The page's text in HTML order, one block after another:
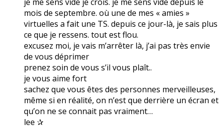
mois de septembre. où une de mes « amies »
virtuelles a fait une TS. depuis ce jour-là, je sais plus
ce que je ressens. tout est flou.
excusez moi, je vais m’arrêter là, j’ai pas très envie
de vous déprimer
prenez soin de vous s’il vous plaît..
je vous aime fort
sachez que vous êtes des personnes merveilleuses,
même si en réalité, on n’est que derrière un écran et
qu’on ne se connait pas vraiment…
lee ✰